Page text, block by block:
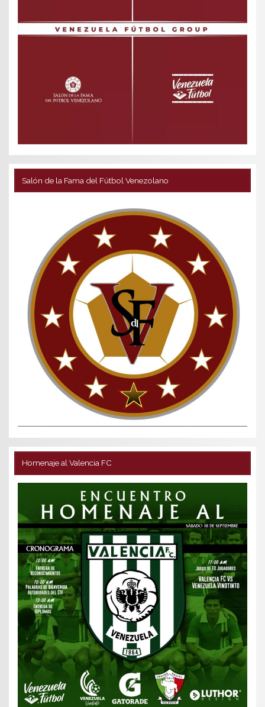
Salón de la Fama del Fútbol Venezolano
Homenaje al Valencia FC